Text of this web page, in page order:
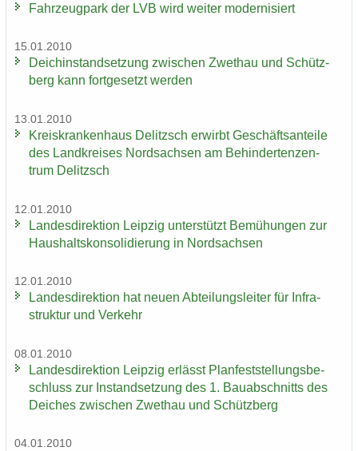
Fahr­zeug­park der LVB wird wei­ter mo­der­ni­siert
15.01.2010
Deich­in­stand­set­zung zwi­schen Zwet­hau und Schütz­
berg kann fort­ge­setzt wer­den
13.01.2010
Kreis­kran­ken­haus De­litzsch er­wirbt Ge­schäfts­an­tei­le
des Land­krei­ses Nord­sach­sen am Be­hin­der­ten­zen­
trum De­litzsch
12.01.2010
Lan­des­di­rek­ti­on Leip­zig un­ter­stützt Be­mü­hun­gen zur
Haus­halts­kon­so­li­die­rung in Nord­sach­sen
12.01.2010
Lan­des­di­rek­ti­on hat neuen Ab­tei­lungs­lei­ter für In­fra­
struk­tur und Ver­kehr
08.01.2010
Lan­des­di­rek­ti­on Leip­zig er­lässt Plan­fest­stel­lungs­be­
schluss zur In­stand­set­zung des 1. Bau­ab­schnitts des
Dei­ches zwi­schen Zwet­hau und Schütz­berg
04.01.2010